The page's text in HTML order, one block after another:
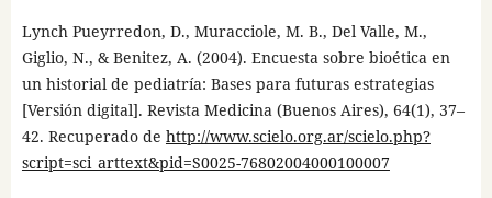
Lynch Pueyrredon, D., Muracciole, M. B., Del Valle, M.,
Giglio, N., & Benitez, A. (2004). Encuesta sobre bioética en
un historial de pediatría: Bases para futuras estrategias
[Versión digital]. Revista Medicina (Buenos Aires), 64(1), 37–
42. Recuperado de http://www.scielo.org.ar/scielo.php?
script=sci_arttext&pid=S0025-76802004000100007